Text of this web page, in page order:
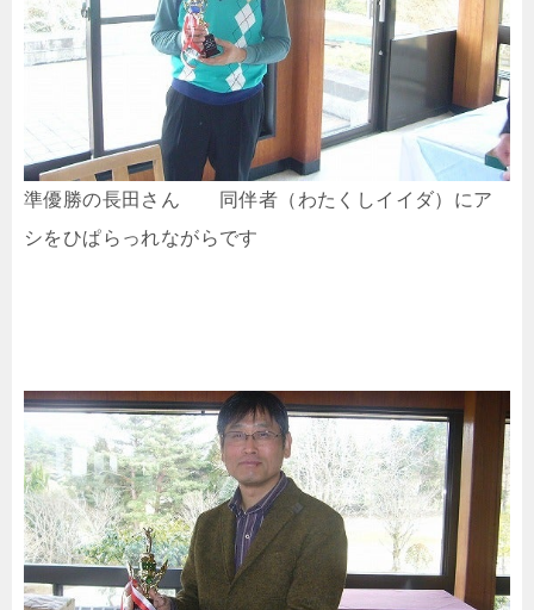
準優勝の長田さん 同伴者（わたくしイイダ）にア
シをひぱらっれながらです